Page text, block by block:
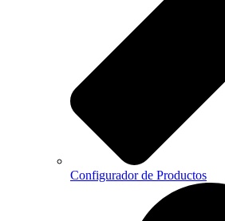
Configurador de Productos